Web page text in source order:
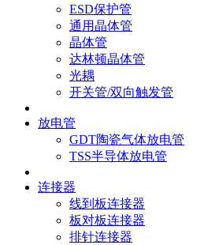
ESD保护管
通用晶体管
晶体管
达林顿晶体管
光耦
开关管/双向触发管
放电管
GDT陶瓷气体放电管
TSS半导体放电管
连接器
线到板连接器
板对板连接器
排针连接器